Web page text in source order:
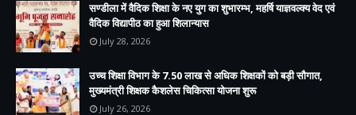
सण्डीला में वैदिक शिक्षा के नए युग का शुभारम्भ, महर्षि याज्ञवल्क्य वेद एवं
वैदिक विद्यापीठ का हुआ शिलान्यास
July 28, 2026
उच्च शिक्षा विभाग के 7.50 लाख से अधिक शिक्षकों को बड़ी सौगात,
मुख्यमंत्री शिक्षक कैशलेस चिकित्सा योजना शुरू
July 26, 2026